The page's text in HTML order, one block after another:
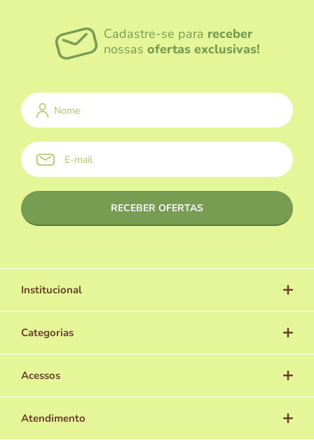
Cadastre-se para receber
nossas ofertas exclusivas!
Institucional
Categorias
Acessos
Atendimento